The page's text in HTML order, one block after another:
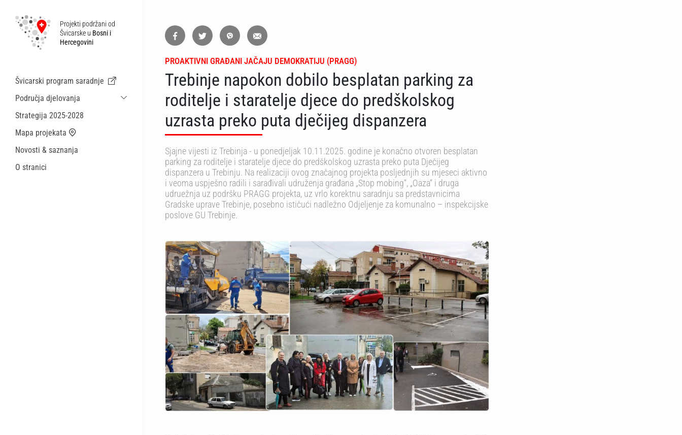
Projekti podržani od
Švicarske u Bosni i
Hercegovini
Švicarski program saradnje
Područja djelovanja
Održiva ekonomska saradnja i migracije
Strategija 2025-2028
Mapa projekata
Novosti & saznanja
O stranici
PROAKTIVNI GRAĐANI JAČAJU DEMOKRATIJU (PRAGG)
Trebinje napokon dobilo besplatan parking za
roditelje i staratelje djece do predškolskog
uzrasta preko puta dječijeg dispanzera
Sjajne vijesti iz Trebinja - u ponedjeljak 10.11.2025. godine je konačno otvoren besplatan
parking za roditelje i staratelje djece do predškolskog uzrasta preko puta Dječijeg
dispanzera u Trebinju. Na realizaciji ovog značajnog projekta posljednjih su mjeseci aktivno
i veoma uspješno radili i sarađivali udruženja građana „Stop mobing“, „Oaza“ i druga
udruežnja uz podršku PRAGG projekta, uz vrlo korektnu saradnju sa predstavnicima
Gradske uprave Trebinje, posebno ističući nadležno Odjeljenje za komunalno – inspekcijske
poslove GU Trebinje.